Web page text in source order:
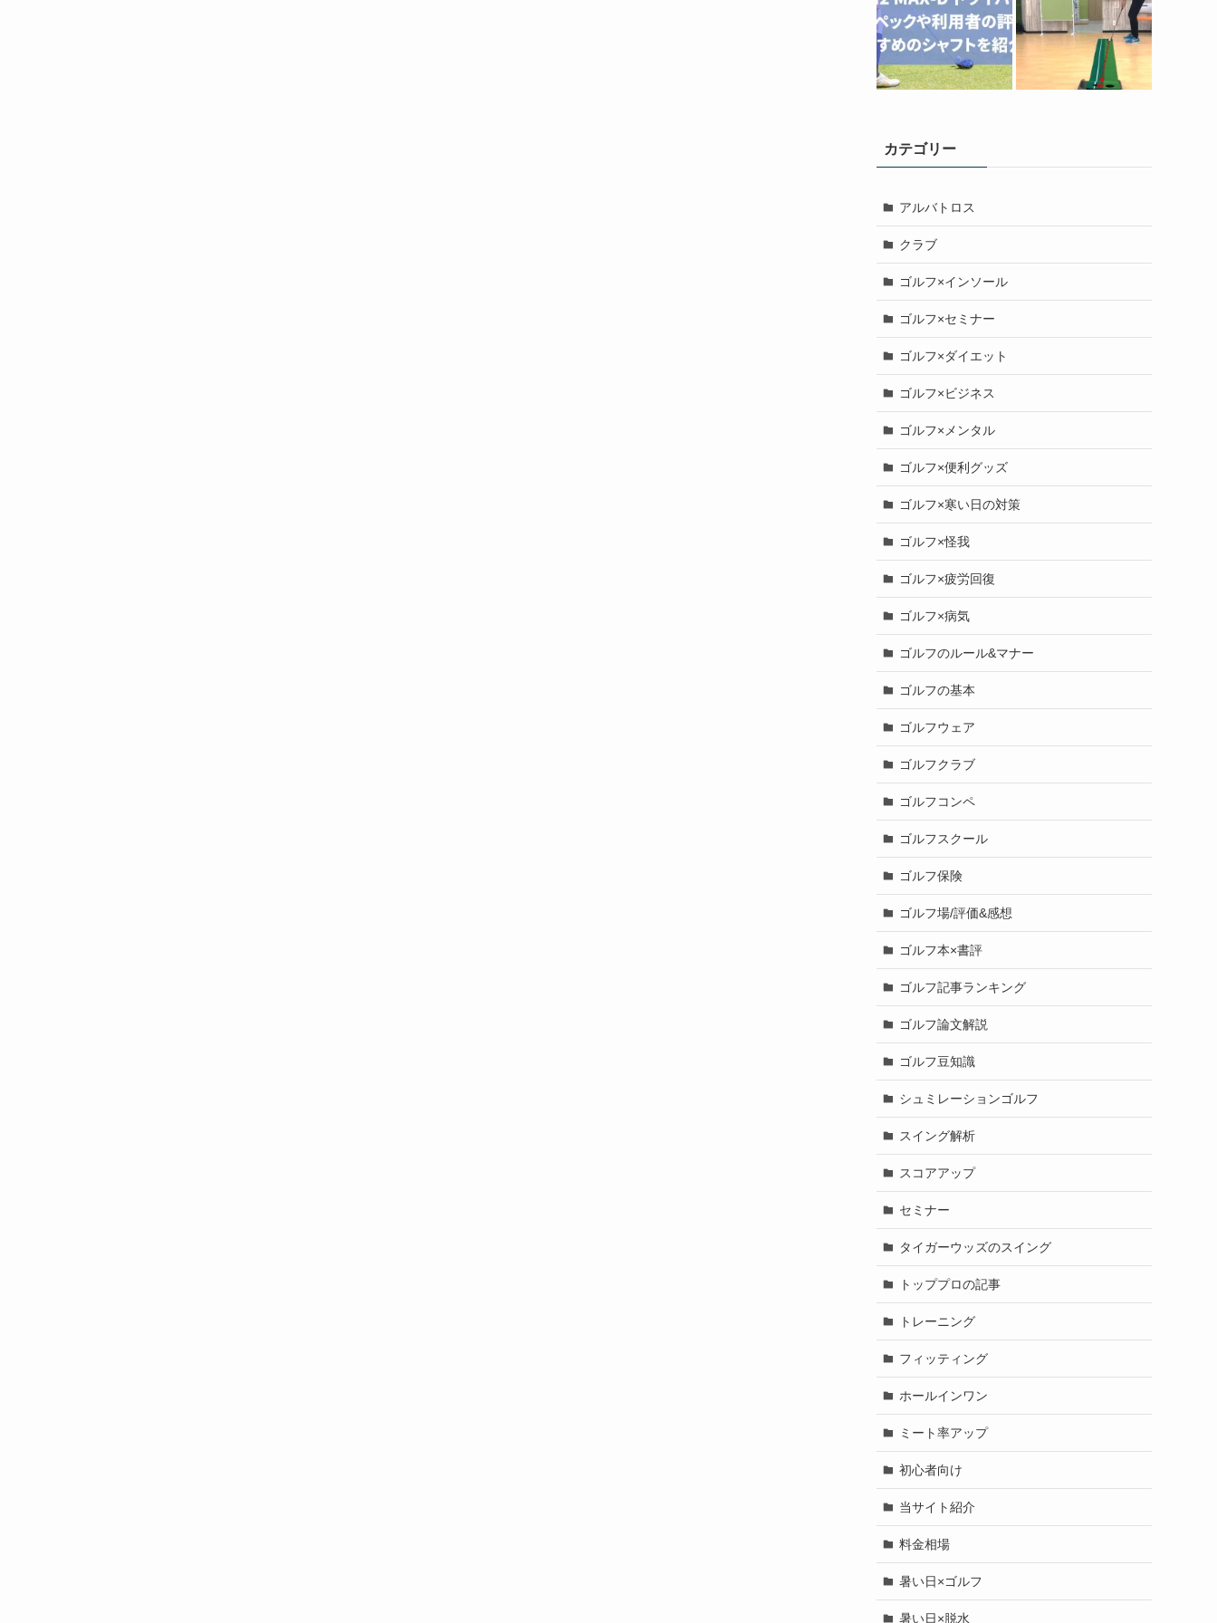
カテゴリー
アルバトロス
クラブ
ゴルフ×インソール
ゴルフ×セミナー
ゴルフ×ダイエット
ゴルフ×ビジネス
ゴルフ×メンタル
ゴルフ×便利グッズ
ゴルフ×寒い日の対策
ゴルフ×怪我
ゴルフ×疲労回復
ゴルフ×病気
ゴルフのルール&マナー
ゴルフの基本
ゴルフウェア
ゴルフクラブ
ゴルフコンペ
ゴルフスクール
ゴルフ保険
ゴルフ場/評価&感想
ゴルフ本×書評
ゴルフ記事ランキング
ゴルフ論文解説
ゴルフ豆知識
シュミレーションゴルフ
スイング解析
スコアアップ
セミナー
タイガーウッズのスイング
トッププロの記事
トレーニング
フィッティング
ホールインワン
ミート率アップ
初心者向け
当サイト紹介
料金相場
暑い日×ゴルフ
暑い日×脱水